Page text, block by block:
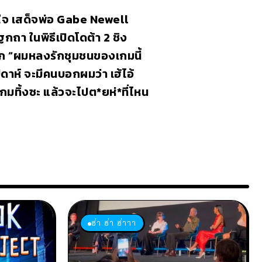
จ เสด็จพ่อ Gabe Newell
ถา ในพิธีเปิดโดต้า 2 ชิง
“ผมหลงรักชุมชนของเกมนี้
าห์ จะมีคนบอกผมว่า เฮ้ไอ้
มทิ้งซะ แล้วจะไปต*ยห่*ที่ไหน
ฮ่า ฮ่า ฮ่าาา